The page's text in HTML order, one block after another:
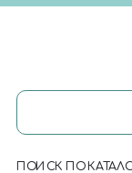
ПОИСК ПО